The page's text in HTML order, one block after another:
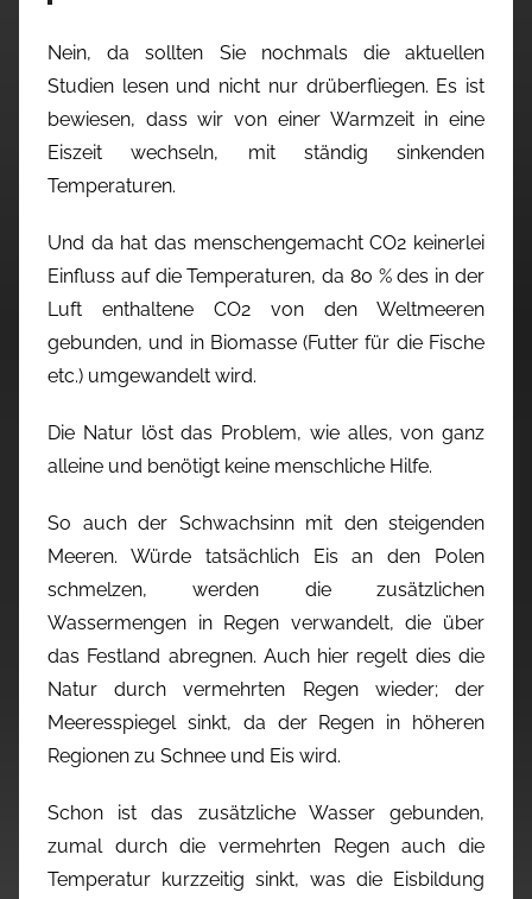
Nein, da sollten Sie nochmals die aktuellen
Studien lesen und nicht nur drüberfliegen. Es ist
bewiesen, dass wir von einer Warmzeit in eine
Eiszeit wechseln, mit ständig sinkenden
Temperaturen.
Und da hat das menschengemacht CO2 keinerlei
Einfluss auf die Temperaturen, da 80 % des in der
Luft enthaltene CO2 von den Weltmeeren
gebunden, und in Biomasse (Futter für die Fische
etc.) umgewandelt wird.
Die Natur löst das Problem, wie alles, von ganz
alleine und benötigt keine menschliche Hilfe.
So auch der Schwachsinn mit den steigenden
Meeren. Würde tatsächlich Eis an den Polen
schmelzen, werden die zusätzlichen
Wassermengen in Regen verwandelt, die über
das Festland abregnen. Auch hier regelt dies die
Natur durch vermehrten Regen wieder; der
Meeresspiegel sinkt, da der Regen in höheren
Regionen zu Schnee und Eis wird.
Schon ist das zusätzliche Wasser gebunden,
zumal durch die vermehrten Regen auch die
Temperatur kurzzeitig sinkt, was die Eisbildung